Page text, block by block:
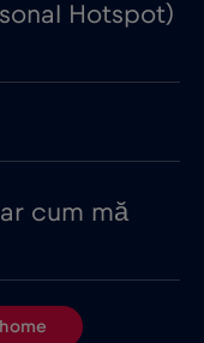
Hotspot)
cum mă